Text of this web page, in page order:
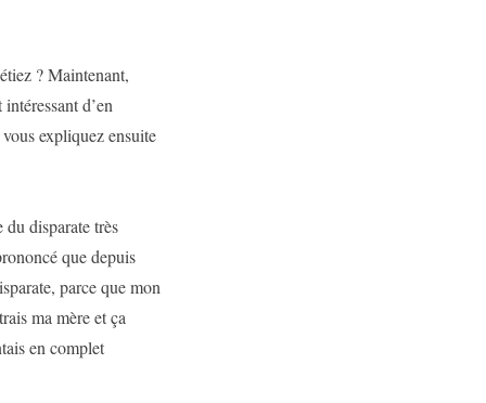
? Maintenant,
d’en
expliquez ensuite
disparate très
que depuis
parce que mon
ma mère et ça
en complet